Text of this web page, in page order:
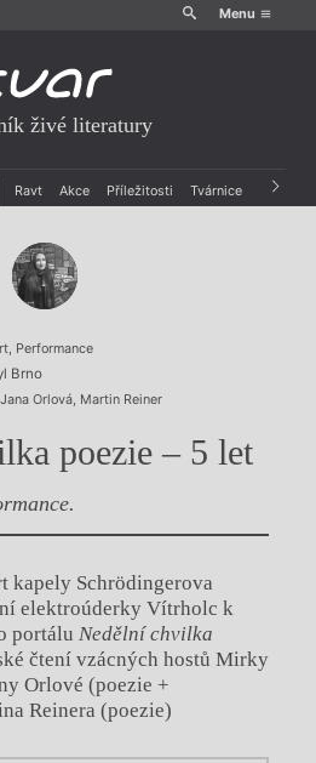
Menu
živé literatury
Ravt Akce Příležitosti Tvárnice Archiv
Performance
Brno
Jana Orlová, Martin Reiner
poezie – 5 let
kapely Schrödingerova
elektroúderky Vítrholc k
portálu Nedělní chvilka
čtení vzácných hostů Mirky
Orlové (poezie +
Reinera (poezie)